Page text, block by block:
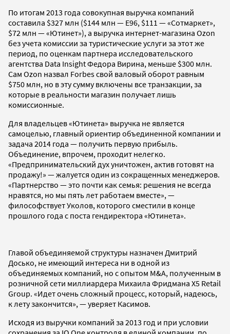
По итогам 2013 года совокупная выручка компаний
составила $327 млн ($144 млн — E96, $111 — «Сотмаркет»,
$72 млн — «Ютинет»), а выручка интернет-магазина Ozon
без учета комиссии за туристические услуги за этот же
период, по оценкам партнера исследовательского
агентства Data Insight Федора Вирина, меньше $300 млн.
Сам Ozon назвал Forbes свой валовый оборот равным
$750 млн, но в эту сумму включены все транзакции, за
которые в реальности магазин получает лишь
комиссионные.
Для владельцев «Ютинета» выручка не является
самоцелью, главный ориентир объединенной компании и
задача 2014 года — получить первую прибыль.
Объединение, впрочем, проходит нелегко.
«Предпринимательский дух уничтожен, актив готовят на
продажу!» — жалуется один из сокращенных менеджеров.
«Партнерство — это почти как семья: решения не всегда
нравятся, но мы пять лет работаем вместе», —
философствует Уколов, которого сместили в конце
прошлого года с поста гендиректора «Ютинета».
Главой объединяемой структуры назначен Дмитрий
Досько, не имеющий интереса ни в одной из
объединяемых компаний, но с опытом M&A, полученным в
розничной сети миллиардера Михаила Фридмана X5 Retail
Group. «Идет очень сложный процесс, который, надеюсь,
к лету закончится», — уверяет Касимов.
Исходя из выручки компаний за 2013 год и при условии